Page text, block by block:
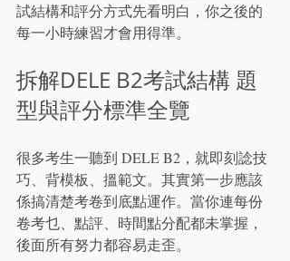
試結構和評分方式先看明白，你之後的
每一小時練習才會用得準。
拆解DELE B2考試結構 題
型與評分標準全覽
很多考生一聽到 DELE B2，就即刻諗技
巧、背模板、搵範文。其實第一步應該
係搞清楚考卷到底點運作。當你連每份
卷考乜、點評、時間點分配都未掌握，
後面所有努力都容易走歪。